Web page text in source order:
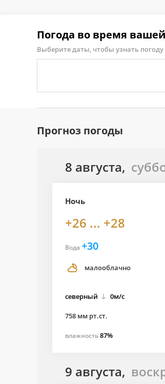
Погода во время
Выберите даты, чтобы узнать
Прогноз погоды
8 августа,
Ночь
+26 ... +28
Вода +30
малооблачно
северный 0м/с
758 мм рт.ст.
влажность87%
9 августа,